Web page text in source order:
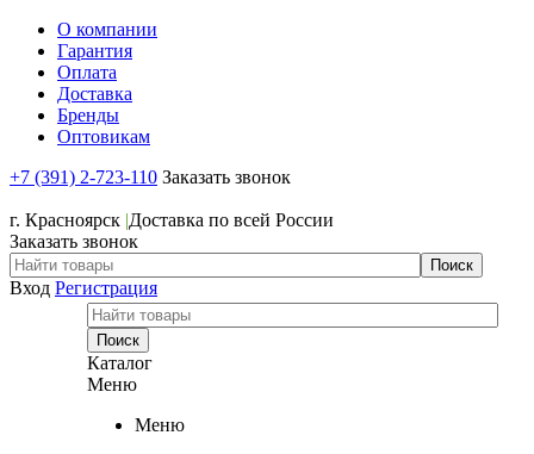
О компании
Гарантия
Оплата
Доставка
Бренды
Оптовикам
+7 (391) 2-723-110 Заказать звонок
г. Красноярск |Доставка по всей России
Заказать звонок
Вход Регистрация
Каталог
Меню
Меню